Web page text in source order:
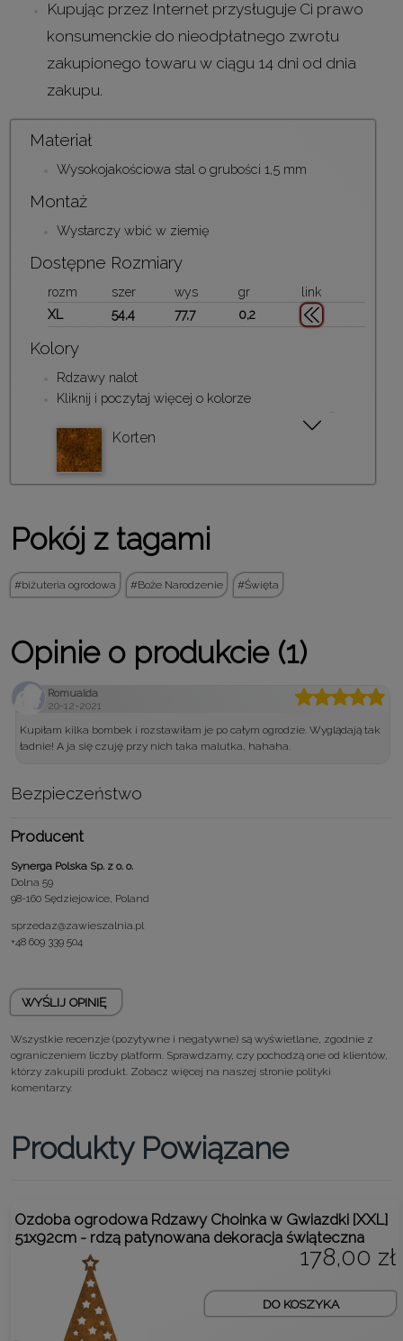
Kupując przez Internet przysługuje Ci prawo
konsumenckie do nieodpłatnego zwrotu
zakupionego towaru w ciągu 14 dni od dnia
zakupu.
Materiał
Wysokojakościowa stal o grubości 1,5 mm
Montaż
Wystarczy wbić w ziemię
Dostępne Rozmiary
rozm szer wys gr
link
XL
54,4 77,7 0,2
Kolory
Rdzawy nalot
Kliknij i poczytaj więcej o kolorze
Korten
Pokój z tagami
biżuteria ogrodowa Boże Narodzenie Święta
Opinie o produkcie (1)
Romualda
20-12-2021
Kupiłam kilka bombek i rozstawiłam je po całym ogrodzie. Wyglądają tak
ładnie! A ja się czuję przy nich taka malutka, hahaha.
Bezpieczeństwo
Producent
Synerga Polska Sp. z o. o.
Dolna 59
98-160 Sędziejowice, Poland
sprzedaz@zawieszalnia.pl
+48 609 339 504
WYŚLIJ OPINIĘ
Wszystkie recenzje (pozytywne i negatywne) są wyświetlane, zgodnie z
ograniczeniem liczby platform. Sprawdzamy, czy pochodzą one od klientów,
którzy zakupili produkt. Zobacz więcej na naszej stronie polityki
komentarzy.
Produkty Powiązane
Ozdoba ogrodowa Rdzawy Choinka w Gwiazdki [XXL]
51x92cm - rdzą patynowana dekoracja świąteczna
178,00 zł
DO KOSZYKA